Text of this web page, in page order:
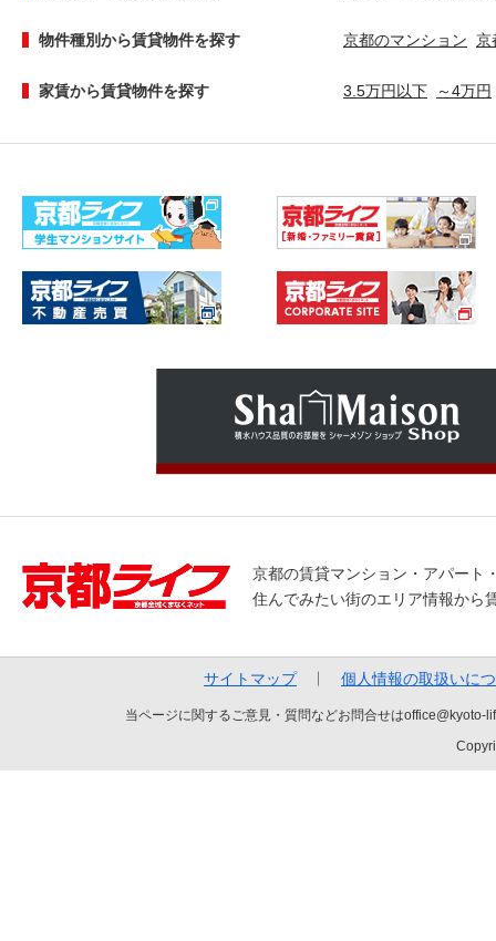
物件種別から賃貸物件を探す 京都のマンション 京
家賃から賃貸物件を探す 3.5万円以下 ～4万円
京都の賃貸マンション・アパート
住んでみたい街のエリア情報から
サイトマップ 個人情報の取扱いに
当ページに関するご意見・質問などお問合せは